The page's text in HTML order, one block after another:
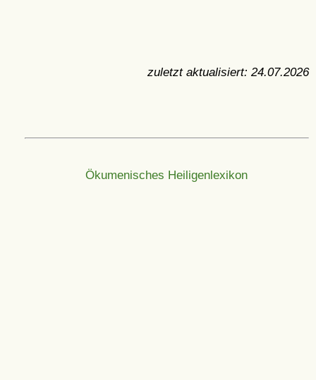
zuletzt aktualisiert: 24.07.2026
Ökumenisches Heiligenlexikon